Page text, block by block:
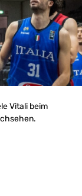
Vitali beim